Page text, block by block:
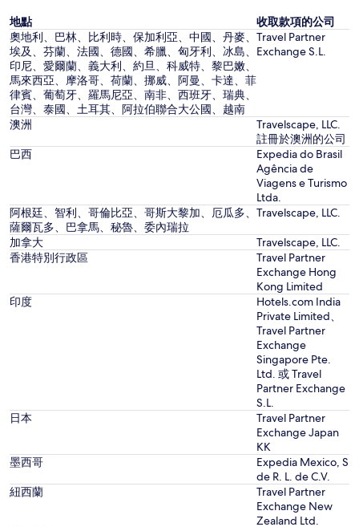
地點
收取款項的公司
奧地利、巴林、比利時、保加利亞、中國、丹麥、
埃及、芬蘭、法國、德國、希臘、匈牙利、冰島、
印尼、愛爾蘭、義大利、約旦、科威特、黎巴嫩、
馬來西亞、摩洛哥、荷蘭、挪威、阿曼、卡達、菲
律賓、葡萄牙、羅馬尼亞、南非、西班牙、瑞典、
台灣、泰國、土耳其、阿拉伯聯合大公國、越南
Travel Partner
Exchange S.L.
澳洲
Travelscape, LLC.
註冊於澳洲的公司
巴西
Expedia do Brasil
Agência de
Viagens e Turismo
Ltda.
阿根廷、智利、哥倫比亞、哥斯大黎加、厄瓜多、
薩爾瓦多、巴拿馬、秘魯、委內瑞拉
Travelscape, LLC.
加拿大
Travelscape, LLC.
香港特別行政區
Travel Partner
Exchange Hong
Kong Limited
印度
Hotels.com India
Private Limited、
Travel Partner
Exchange
Singapore Pte.
Ltd. 或 Travel
Partner Exchange
S.L.
日本
Travel Partner
Exchange Japan
KK
墨西哥
Expedia Mexico, S
de R. L. de C.V.
紐西蘭
Travel Partner
Exchange New
Zealand Ltd.